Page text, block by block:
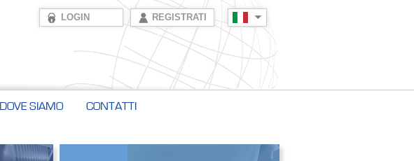
LOGIN REGISTRATI
DOVE SIAMO CONTATTI